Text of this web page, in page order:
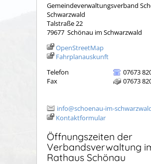
Gemeindeverwaltungsverband
Schwarzwald
Talstraße 22
79677 Schönau im Schwarzwald
OpenStreetMap
Fahrplanauskunft
Telefon
07673
Fax
07673
info@schoenau-im-
Kontaktformular
Öffnungszeiten der
Verbandsverwaltung
Rathaus Schönau